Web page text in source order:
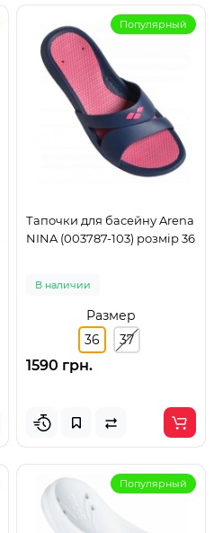
Популярный
Тапочки для басейну Arena
NINA (003787-103) розмір 36
В наличии
Размер
36
37
1590 грн.
Популярный